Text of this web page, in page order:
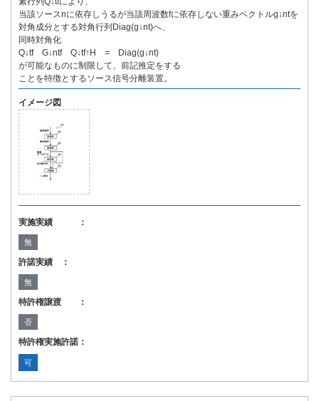
当該ソースnに依存しうるが当該周波数fに依存しない重みベクトルg↓ntを
対角成分とする対角行列Diag(g↓nt)へ、
同時対角化
Q↓tf G↓ntf Q↓tf↑H = Diag(g↓nt)
が可能なものに制限して、前記推定をする
ことを特徴とするソース信号分離装置。
イメージ図
実施実績 ：
無
許諾実績 ：
無
特許権譲渡 ：
否
特許権実施許諾：
可